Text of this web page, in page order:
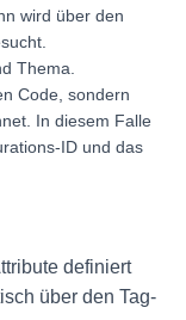
wird über den
Thema.
Code, sondern
In diesem Falle
ID und das
definiert
über den Tag-